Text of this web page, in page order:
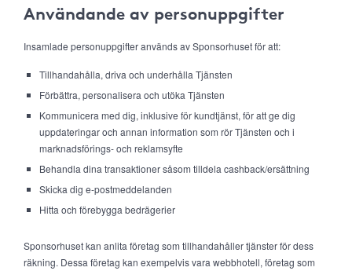
Användande av personuppgifter
Insamlade personuppgifter används av Sponsorhuset för att:
Tillhandahålla, driva och underhålla Tjänsten
Förbättra, personalisera och utöka Tjänsten
Kommunicera med dig, inklusive för kundtjänst, för att ge dig
uppdateringar och annan information som rör Tjänsten och i
marknadsförings- och reklamsyfte
Behandla dina transaktioner såsom tilldela cashback/ersättning
Skicka dig e-postmeddelanden
Hitta och förebygga bedrägerier
Sponsorhuset kan anlita företag som tillhandahåller tjänster för dess
räkning. Dessa företag kan exempelvis vara webbhotell, företag som